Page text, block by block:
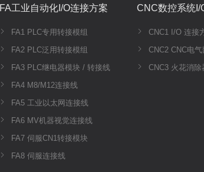
FA工业自动化I/O连接方案
FA1 PLC专用转接模组
FA2 PLC泛用转接模组
FA3 PLC继电器模块 / 转接线
FA4 M8/M12连接线
FA5 工业以太网连接线
FA6 MV机器视觉连接线
FA7 伺服CN1转接模块
FA8 伺服连接线
CNC数控系统I/
CNC1 I/O 连接
CNC2 CNC电气
CNC3 火花消